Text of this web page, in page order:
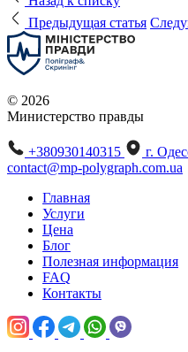
Предыдущая статья
© 2026
Министерство правды
+380930140315
г.
contact@mp-polygraph.com.ua
Главная
Услуги
Цена
Блог
Полезная информация
FAQ
Контакты